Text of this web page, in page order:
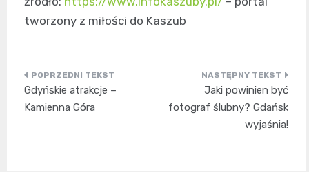
tworzony z miłości do Kaszub
Nawigacja
wpisu
Gdyńskie atrakcje –
Kamienna Góra
Jaki powinien być
fotograf ślubny? Gdańsk
wyjaśnia!